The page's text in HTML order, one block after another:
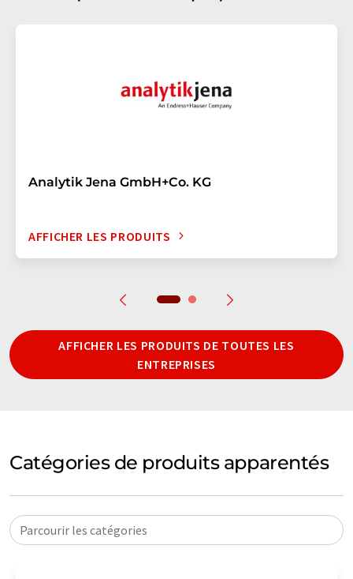
Analytik Jena GmbH+Co. KG
AFFICHER LES PRODUITS
AFFICHER LES PRODUITS DE TOUTES LES
ENTREPRISES
Catégories de produits apparentés
Parcourir les catégories